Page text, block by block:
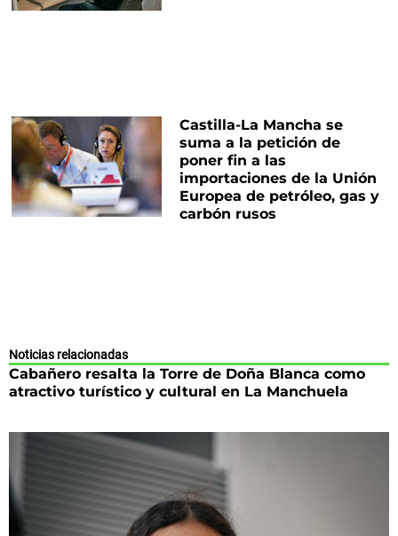
Castilla-La Mancha se
suma a la petición de
poner fin a las
importaciones de la Unión
Europea de petróleo, gas y
carbón rusos
Noticias relacionadas
Cabañero resalta la Torre de Doña Blanca como
atractivo turístico y cultural en La Manchuela